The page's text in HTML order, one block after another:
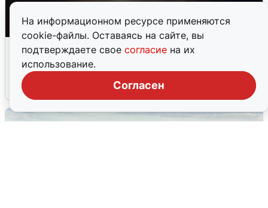
На информационном ресурсе применяются
cookie-файлы. Оставаясь на сайте, вы
подтверждаете свое согласие на их
использование.
Согласен
Взрывы в Воронеже после сигнала
тревоги
5 августа